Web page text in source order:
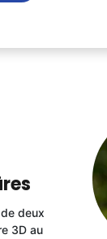
deux
3D au